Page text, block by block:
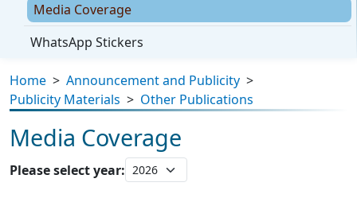
Media Coverage
WhatsApp Stickers
Home > Announcement and Publicity >
Publicity Materials > Other Publications
Media Coverage
Please select year: